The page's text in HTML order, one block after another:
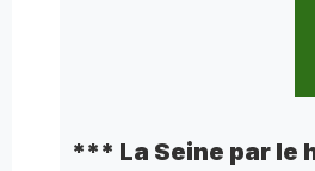
*** La Seine par le